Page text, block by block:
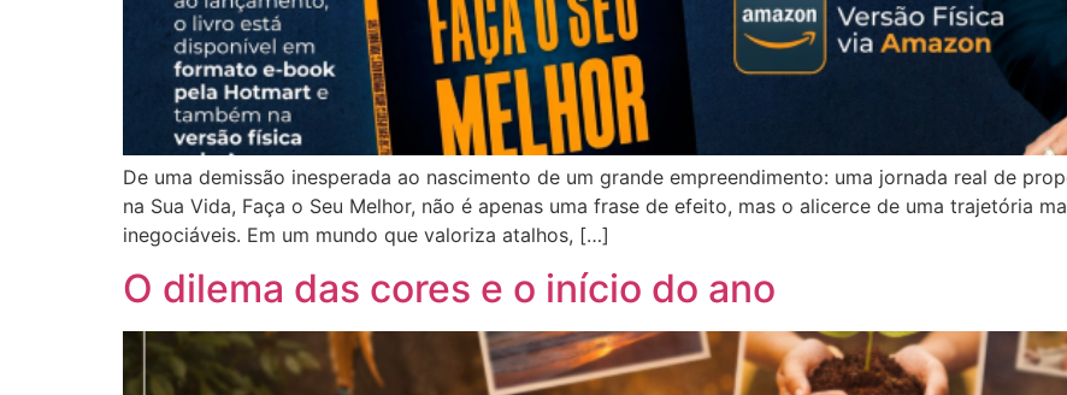
De uma demissão inesperada ao nascimento de um grande empreendimento: uma jornada real de
na Sua Vida, Faça o Seu Melhor, não é apenas uma frase de efeito, mas o alicerce de uma trajetória
inegociáveis. Em um mundo que valoriza atalhos, […]
O dilema das cores e o início do ano